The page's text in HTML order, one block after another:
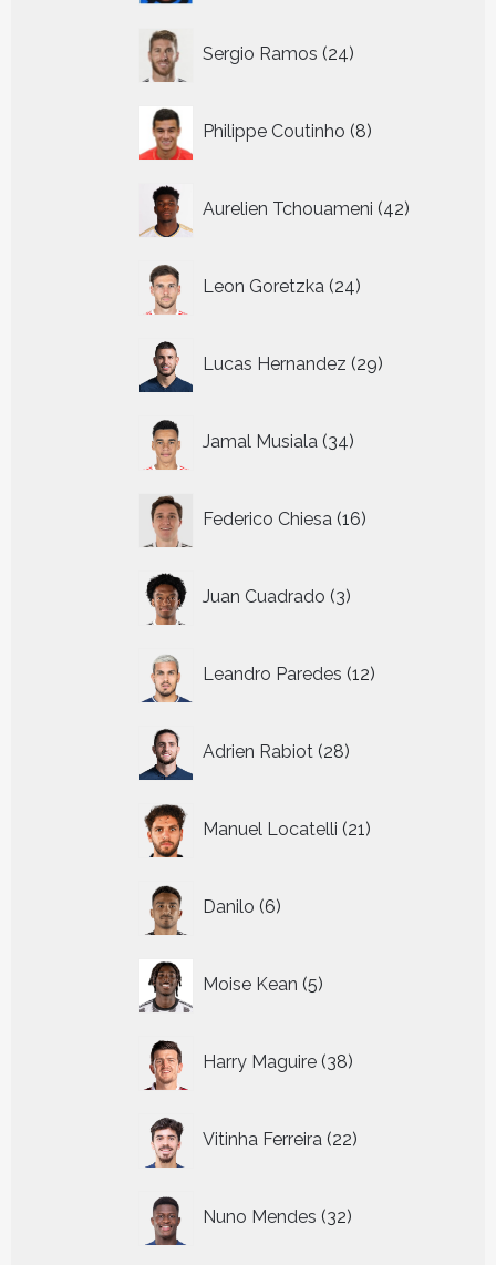
Sergio Ramos 24
producten
Philippe Coutinho 8
producten
Aurelien Tchouameni 42
producten
Leon Goretzka 24
producten
Lucas Hernandez 29
producten
Jamal Musiala 34
producten
Federico Chiesa 16
producten
Juan Cuadrado 3
producten
Leandro Paredes 12
producten
Adrien Rabiot 28
producten
Manuel Locatelli 21
producten
Danilo 6
producten
Moise Kean 5
producten
Harry Maguire 38
producten
Vitinha Ferreira 22
producten
Nuno Mendes 32
producten